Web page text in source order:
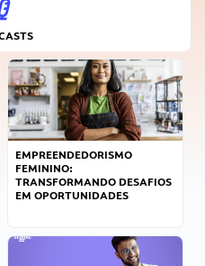
EMPREENDEDORISMO
FEMININO:
TRANSFORMANDO DESAFIOS
EM OPORTUNIDADES